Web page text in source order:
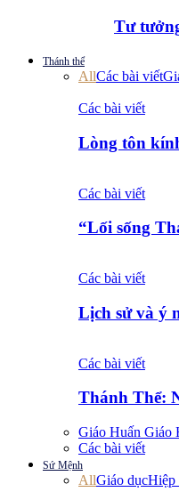
Tư
Thánh thể
AllCác bài viết
Các bài viết
Lòng tôn
Các bài viết
“Lối sống
Các bài viết
Lịch sử và ý
Các bài viết
Thánh Thể:
Giáo Huấn Giáo
Các bài viết
Sứ Mệnh
AllGiáo dụcHiệp